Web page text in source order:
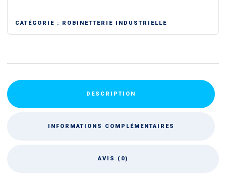
CATÉGORIE : ROBINETTERIE INDUSTRIELLE
DESCRIPTION
INFORMATIONS COMPLÉMENTAIRES
AVIS (0)